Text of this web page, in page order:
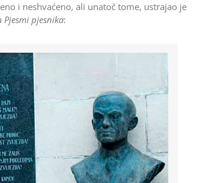
i neshvaćeno, ali unatoč tome, ustrajao je
Pjesmi pjesnika: